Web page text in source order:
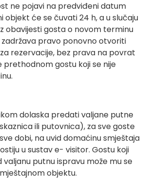
ne pojavi na predviđeni datum
objekt će se čuvati 24 h, a u slučaju
obavijesti gosta o novom terminu
zadržava pravo ponovno otvoriti
rezervacije, bez prava na povrat
prethodnom gostu koji se nije
dolaska predati valjane putne
ili putovnica), za sve goste
dobi, na uvid domaćinu smještaja
u sustav e- visitor. Gostu koji
valjanu putnu ispravu može mu se
objektu.